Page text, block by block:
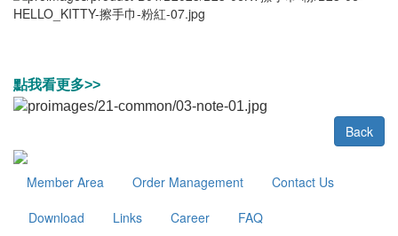
點我看更多>>
Back
Member Area Order Management
Contact Us
Download
Links Career FAQ